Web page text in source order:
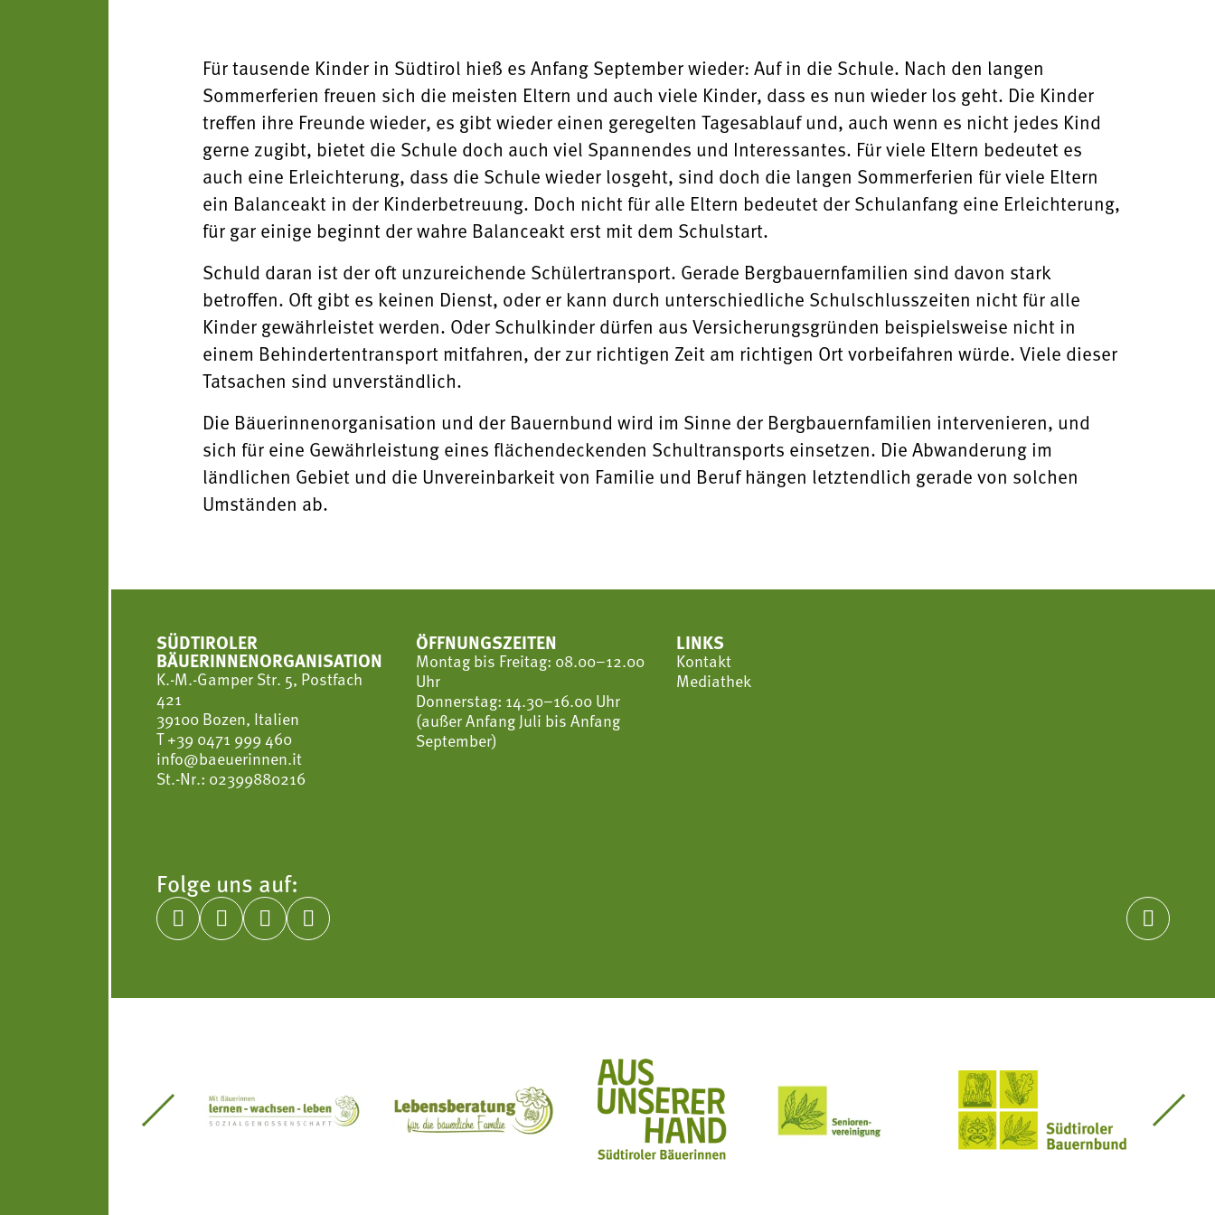
Für tausende Kinder in Südtirol hieß es Anfang September wieder: Auf in die Schule. Nach den langen
Sommerferien freuen sich die meisten Eltern und auch viele Kinder, dass es nun wieder los geht. Die Kinder
treffen ihre Freunde wieder, es gibt wieder einen geregelten Tagesablauf und, auch wenn es nicht jedes Kind
gerne zugibt, bietet die Schule doch auch viel Spannendes und Interessantes. Für viele Eltern bedeutet es
auch eine Erleichterung, dass die Schule wieder losgeht, sind doch die langen Sommerferien für viele Eltern
ein Balanceakt in der Kinderbetreuung. Doch nicht für alle Eltern bedeutet der Schulanfang eine Erleichterung,
für gar einige beginnt der wahre Balanceakt erst mit dem Schulstart.
Schuld daran ist der oft unzureichende Schülertransport. Gerade Bergbauernfamilien sind davon stark
betroffen. Oft gibt es keinen Dienst, oder er kann durch unterschiedliche Schulschlusszeiten nicht für alle
Kinder gewährleistet werden. Oder Schulkinder dürfen aus Versicherungsgründen beispielsweise nicht in
einem Behindertentransport mitfahren, der zur richtigen Zeit am richtigen Ort vorbeifahren würde. Viele dieser
Tatsachen sind unverständlich.
Die Bäuerinnenorganisation und der Bauernbund wird im Sinne der Bergbauernfamilien intervenieren, und
sich für eine Gewährleistung eines flächendeckenden Schultransports einsetzen. Die Abwanderung im
ländlichen Gebiet und die Unvereinbarkeit von Familie und Beruf hängen letztendlich gerade von solchen
Umständen ab.
SÜDTIROLER
BÄUERINNENORGANISATION
K.-M.-Gamper Str. 5, Postfach
421
39100 Bozen, Italien
T+39 0471 999 460
info@baeuerinnen.it
St.-Nr.: 02399880216
ÖFFNUNGSZEITEN
Montag bis Freitag: 08.00–12.00
Uhr
Donnerstag: 14.30–16.00 Uhr
(außer Anfang Juli bis Anfang
September)
LINKS
Kontakt
Mediathek
Folge uns auf:
    
Südtiroler Gärtnervereinigung Sozialgenossenschaft Mit Bäuerinnen lernen - wachsen - leben
Lebensberatung für die bäuerliche Familie
Aus unserer Hand Seniorenvereinigung im SBB Südtiroler Bauernbund